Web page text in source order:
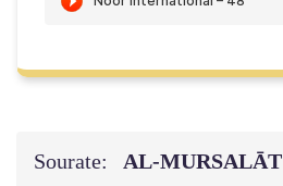
Sourate: AL‑MURSALĀT